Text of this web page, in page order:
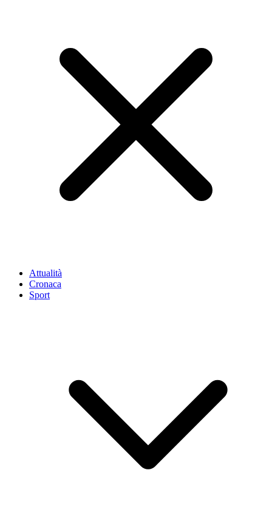
Attualità
Cronaca
Sport